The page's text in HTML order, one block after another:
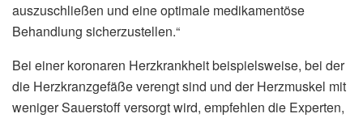
auszuschließen und eine optimale medikamentöse
Behandlung sicherzustellen.“
Bei einer koronaren Herzkrankheit beispielsweise, bei der
die Herzkranzgefäße verengt sind und der Herzmuskel mit
weniger Sauerstoff versorgt wird, empfehlen die Experten,